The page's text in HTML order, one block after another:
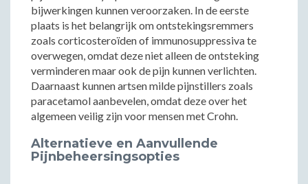
bijwerkingen kunnen veroorzaken. In de eerste
plaats is het belangrijk om ontstekingsremmers
zoals corticosteroïden of immunosuppressiva te
overwegen, omdat deze niet alleen de ontsteking
verminderen maar ook de pijn kunnen verlichten.
Daarnaast kunnen artsen milde pijnstillers zoals
paracetamol aanbevelen, omdat deze over het
algemeen veilig zijn voor mensen met Crohn.
Alternatieve en Aanvullende
Pijnbeheersingsopties